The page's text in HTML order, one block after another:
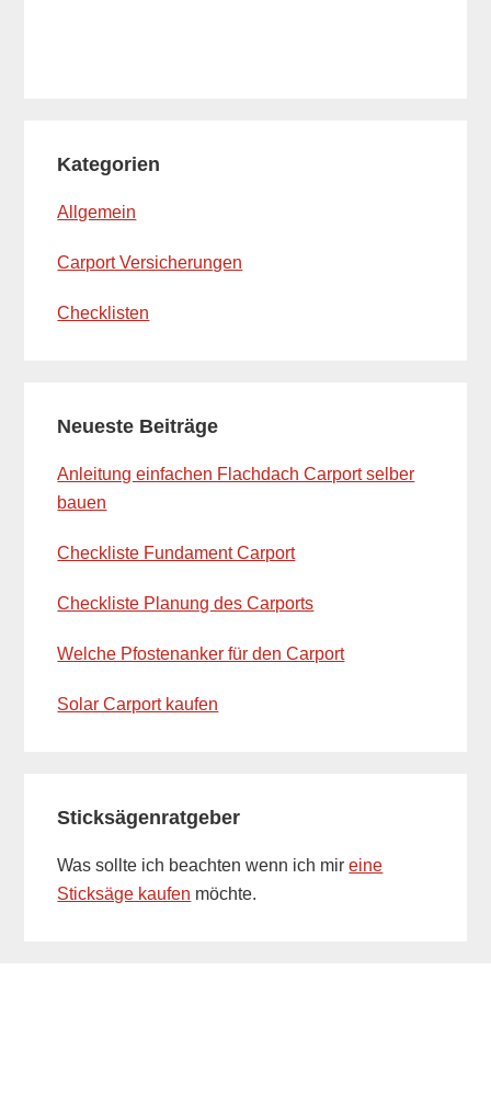
Kategorien
Allgemein
Carport Versicherungen
Checklisten
Neueste Beiträge
Anleitung einfachen Flachdach Carport selber
bauen
Checkliste Fundament Carport
Checkliste Planung des Carports
Welche Pfostenanker für den Carport
Solar Carport kaufen
Sticksägenratgeber
Was sollte ich beachten wenn ich mireine
Sticksäge kaufen möchte.